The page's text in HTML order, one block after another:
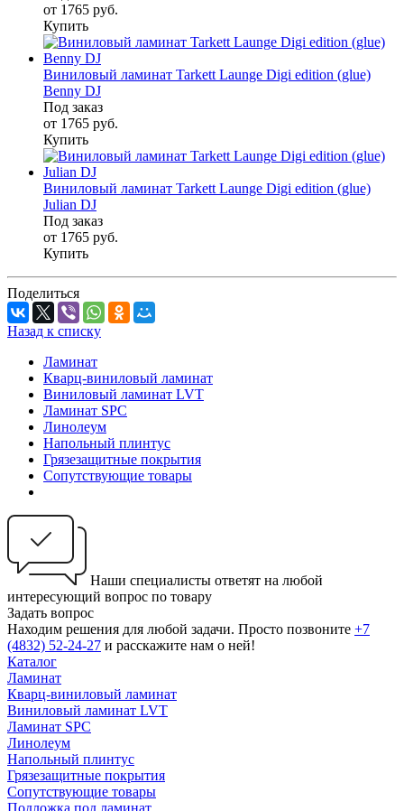
от 1765 руб.
Купить
Виниловый ламинат Tarkett Launge Digi edition (glue)
Benny DJ
Под заказ
от 1765 руб.
Купить
Виниловый ламинат Tarkett Launge Digi edition (glue)
Julian DJ
Под заказ
от 1765 руб.
Купить
Поделиться
Назад к списку
Ламинат
Кварц-виниловый ламинат
Виниловый ламинат LVT
Ламинат SPC
Линолеум
Напольный плинтус
Грязезащитные покрытия
Сопутствующие товары
Наши специалисты ответят на любой
интересующий вопрос по товару
Задать вопрос
Находим решения для любой задачи. Просто позвоните +7
(4832) 52-24-27 и расскажите нам о ней!
Каталог
Ламинат
Кварц-виниловый ламинат
Виниловый ламинат LVT
Ламинат SPC
Линолеум
Напольный плинтус
Грязезащитные покрытия
Сопутствующие товары
Подложка под ламинат